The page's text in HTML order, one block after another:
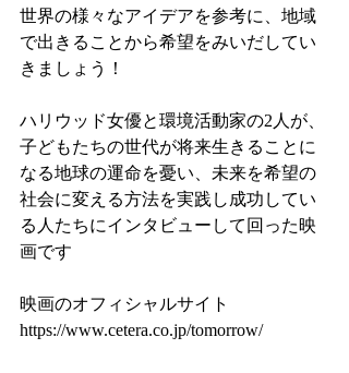
世界の様々なアイデアを参考に、地域
で出きることから希望をみいだしてい
きましょう！
ハリウッド⼥優と環境活動家の2人が、
子どもたちの世代が将来生きることに
なる地球の運命を憂い、未来を希望の
社会に変える⽅法を実践し成功してい
る⼈たちにインタビューして回った映
画です
映画のオフィシャルサイト
https://www.cetera.co.jp/tomorrow/